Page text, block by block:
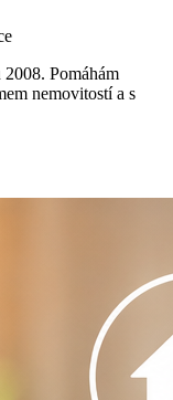
Pomáhám
nemovitostí a s